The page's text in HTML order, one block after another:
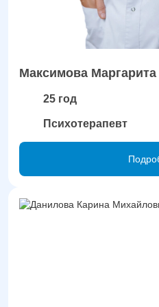
Максимова
25 год
Психотерапевт